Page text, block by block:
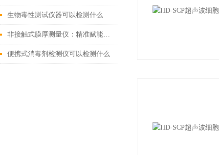
生物毒性测试仪器可以检测什么
非接触式膜厚测量仪：精准赋能绿色制造，筑牢环保检测防线
便携式消毒剂检测仪可以检测什么